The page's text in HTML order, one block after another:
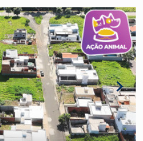
completa com
iluminação... Tudo
possa construir o
Consulte um
Frias Neto!